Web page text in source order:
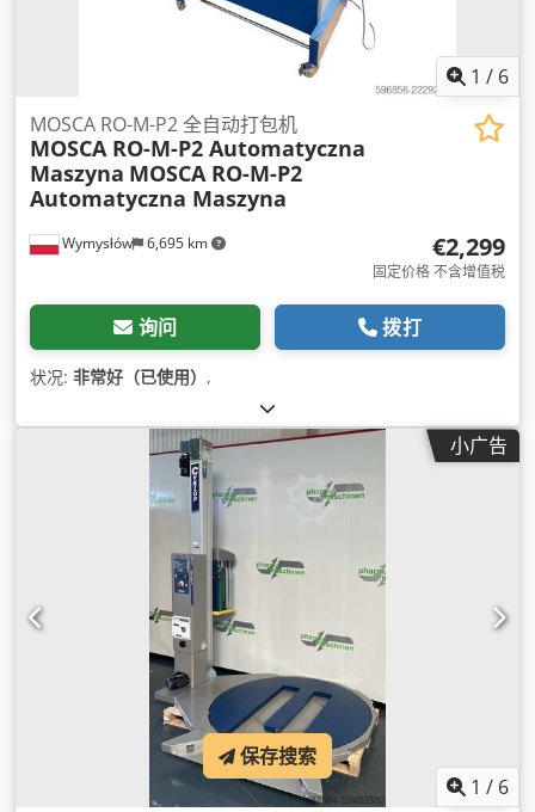
1 / 6
Wymysłów 6,695 km
MOSCA RO-M-P2 全自动打包机
MOSCA RO-M-P2 Automatyczna
Maszyna MOSCA RO-M-P2
Automatyczna Maszyna
€2,299
固定价格 不含增值税
询问 拨打
状况: 非常好（已使用） ,
小广告
1 / 6
保存搜索